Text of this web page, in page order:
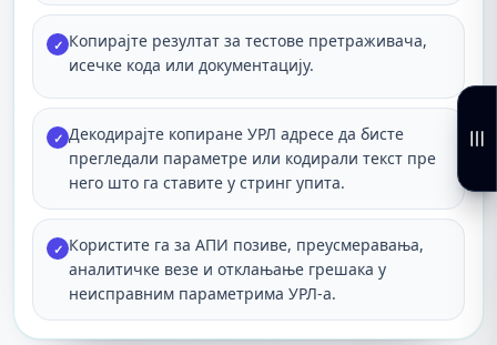
✓ Копирајте резултат за тестове претраживача,
исечке кода или документацију.
✓ Декодирајте копиране УРЛ адресе да бисте
прегледали параметре или кодирали текст пре
него што га ставите у стринг упита.
✓ Користите га за АПИ позиве, преусмеравања,
аналитичке везе и отклањање грешака у
неисправним параметрима УРЛ-а.